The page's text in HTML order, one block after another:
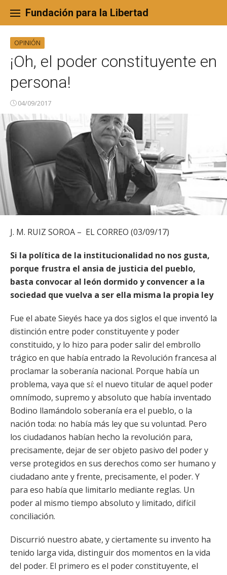
content
Fundación para la Libertad
OPINIÓN
¡Oh, el poder constituyente en
persona!
04/09/2017
J. M. RUIZ SOROA – EL CORREO (03/09/17)
Si la política de la institucionalidad no nos gusta,
porque frustra el ansia de justicia del pueblo,
basta convocar al león dormido y convencer a la
sociedad que vuelva a ser ella misma la propia ley
Fue el abate Sieyés hace ya dos siglos el que inventó la
distinción entre poder constituyente y poder
constituido, y lo hizo para poder salir del embrollo
trágico en que había entrado la Revolución francesa al
proclamar la soberanía nacional. Porque había un
problema, vaya que sí: el nuevo titular de aquel poder
omnímodo, supremo y absoluto que había inventado
Bodino llamándolo soberanía era el pueblo, o la
nación toda: no había más ley que su voluntad. Pero
los ciudadanos habían hecho la revolución para,
precisamente, dejar de ser objeto pasivo del poder y
verse protegidos en sus derechos como ser humano y
ciudadano ante y frente, precisamente, el poder. Y
para eso había que limitarlo mediante reglas. Un
poder al mismo tiempo absoluto y limitado, difícil
conciliación.
Discurrió nuestro abate, y ciertamente su invento ha
tenido larga vida, distinguir dos momentos en la vida
del poder. El primero es el poder constituyente, el